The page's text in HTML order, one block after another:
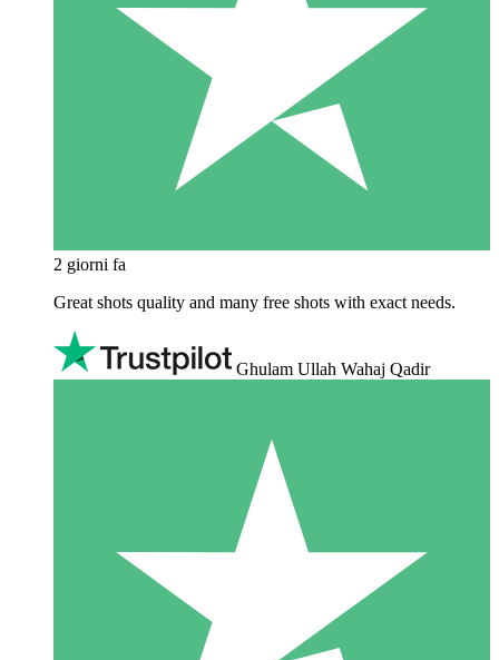
2 giorni fa
Great shots quality and many free shots with exact needs.
Ghulam Ullah Wahaj Qadir